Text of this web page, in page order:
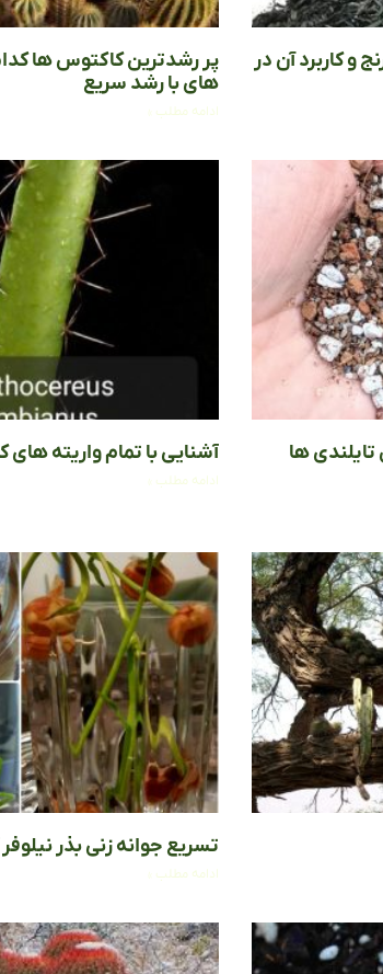
و کاربرد آن در
پر رشدترین کاکتوس‌ ها
های با رشد سریع
ادامه مطلب »
ها آشنایی با تمام واریته
ادامه مطلب »
تسریع جوانه زنی بذر
ادامه مطلب »